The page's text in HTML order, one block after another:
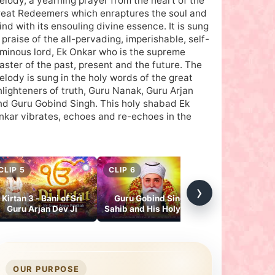
Redeemers which enraptures the soul and
with its ensouling divine essence. It is sung
praise of the all-pervading, imperishable, self-
lord, Ek Onkar who is the supreme
of the past, present and the future. The
is sung in the holy words of the great
of truth, Guru Nanak, Guru Arjan
Guru Gobind Singh. This holy shabad Ek
vibrates, echoes and re-echoes in the
is Ek Onkar? 2. What do Guru Sehban say
Ik Onkar 3. How can one reach Ek Onkar?
1:Ek Onkar Satgur Te Paiyai, Hau Bal Bal Gur
5
Kirtan 3 - Bani of Sri
Guru Arjan Dev Ji
CLIP 6
Guru Gobind Singh
Sahib and His Holy Bani
on Ek Onkar
›
OUR PURPOSE